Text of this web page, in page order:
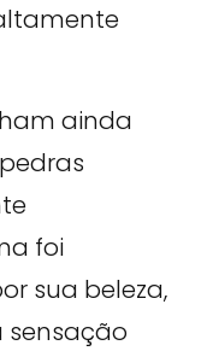
ainda
foi
sua beleza,
sensação